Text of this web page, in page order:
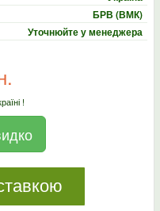
БРВ (ВМК)
Уточнюйте у менеджера
!